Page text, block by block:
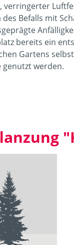
Befalls mit
bereits ein
Gartens
genutzt werden.